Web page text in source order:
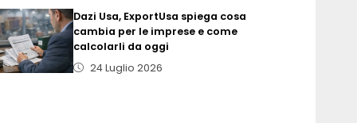
Dazi Usa, ExportUsa spiega cosa
cambia per le imprese e come
calcolarli da oggi
24 Luglio 2026